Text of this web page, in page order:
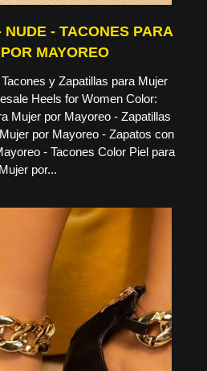
- TACONES PARA
MAYOREO
y Zapatillas para Mujer
Heels for Women Color:
Mujer por Mayoreo - Zapatillas
por Mayoreo - Zapatos con
- Tacones Color Piel para
Mujer por...